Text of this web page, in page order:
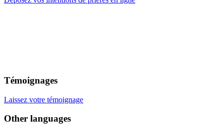
Témoignages
Laissez votre témoignage
Other languages